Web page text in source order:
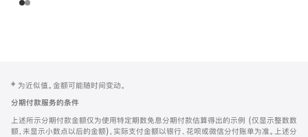
页
页
脚
注
‡ 为近似值。金额可能随时间变动。
分期付款服务的条件
上述所示分期付款金额仅为使用特定期数免息分期付款估算得出的示例 (仅显示整数数
额，未显示小数点以后的金额)，实际支付金额以银行、花呗或微信分付账单为准。上述分